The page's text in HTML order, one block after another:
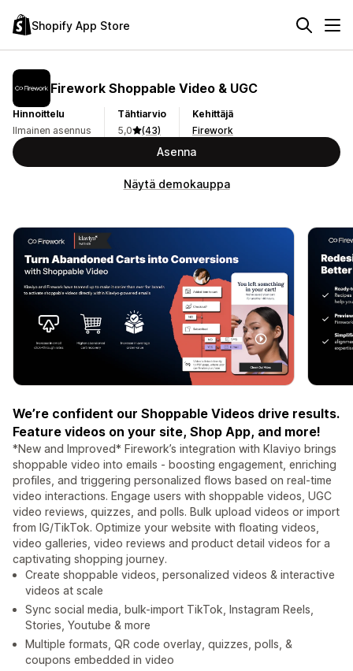
Shopify App Store
Firework Shoppable Video & UGC
Hinnoittelu
Ilmainen asennus
Tähtiarvio
5,0
(43)
Kehittäjä
Firework
Asenna
Näytä demokauppa
We’re confident our Shoppable Videos drive results.
Feature videos on your site, Shop App, and more!
*New and Improved* Firework’s integration with Klaviyo brings
shoppable video into emails - boosting engagement, enriching
profiles, and triggering personalized flows based on real-time
video interactions. Engage users with shoppable videos, UGC
video reviews, quizzes, and polls. Bulk upload videos or import
from IG/TikTok. Optimize your website with floating videos,
video galleries, video reviews and product detail videos for a
captivating shopping journey.
Create shoppable videos, personalized videos & interactive
videos at scale
Sync social media, bulk-import TikTok, Instagram Reels,
Stories, Youtube & more
Multiple formats, QR code overlay, quizzes, polls, &
coupons embedded in video